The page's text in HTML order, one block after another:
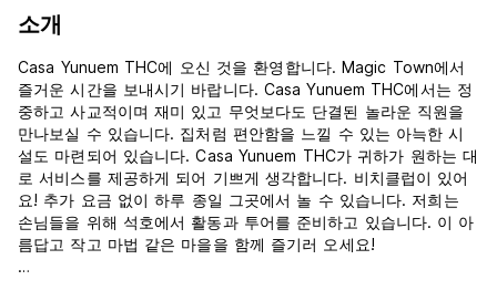
소개
Casa Yunuem THC에 오신 것을 환영합니다. Magic Town에서
즐거운 시간을 보내시기 바랍니다. Casa Yunuem THC에서는 정
중하고 사교적이며 재미 있고 무엇보다도 단결된 놀라운 직원을
만나보실 수 있습니다. 집처럼 편안함을 느낄 수 있는 아늑한 시
설도 마련되어 있습니다. Casa Yunuem THC가 귀하가 원하는 대
로 서비스를 제공하게 되어 기쁘게 생각합니다. 비치클럽이 있어
요! 추가 요금 없이 하루 종일 그곳에서 놀 수 있습니다. 저희는
손님들을 위해 석호에서 활동과 투어를 준비하고 있습니다. 이 아
름답고 작고 마법 같은 마을을 함께 즐기러 오세요!